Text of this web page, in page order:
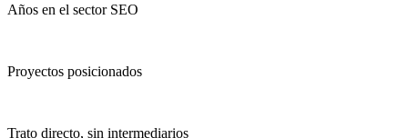
Años en el sector SEO
Proyectos posicionados
Trato directo, sin intermediarios